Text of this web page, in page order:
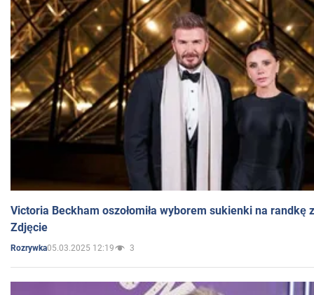
Victoria Beckham oszołomiła wyborem sukienki na randkę
Zdjęcie
Rozrywka05.03.2025 12:19 3